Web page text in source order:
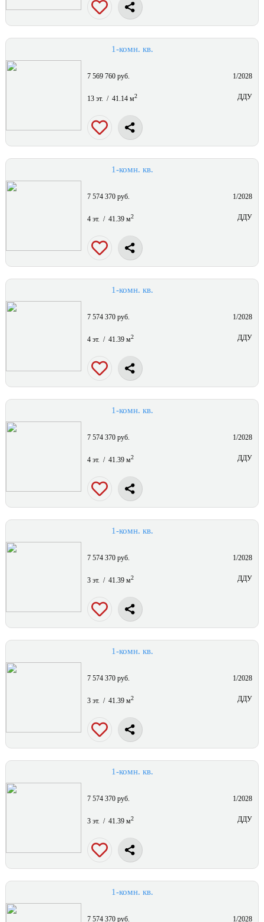
1-комн. кв.
7 569 760 руб. 1/2028
13 эт. / 41.14 м2 ДДУ
1-комн. кв.
7 574 370 руб. 1/2028
4 эт. / 41.39 м2 ДДУ
1-комн. кв.
7 574 370 руб. 1/2028
4 эт. / 41.39 м2 ДДУ
1-комн. кв.
7 574 370 руб. 1/2028
4 эт. / 41.39 м2 ДДУ
1-комн. кв.
7 574 370 руб. 1/2028
3 эт. / 41.39 м2 ДДУ
1-комн. кв.
7 574 370 руб. 1/2028
3 эт. / 41.39 м2 ДДУ
1-комн. кв.
7 574 370 руб. 1/2028
3 эт. / 41.39 м2 ДДУ
1-комн. кв.
7 574 370 руб. 1/2028